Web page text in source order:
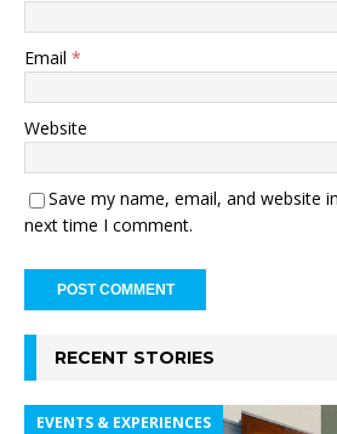
Email *
Website
Save my name, email, and website
next time I comment.
RECENT STORIES
EVENTS & EXPERIENCES